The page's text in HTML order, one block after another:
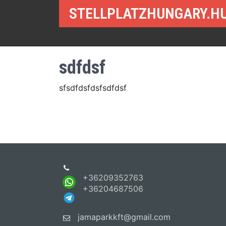
sdfdsf
sfsdfdsfdsfsdfdsf
+36209352763
+36204687506
jamaparkkft@gmail.com